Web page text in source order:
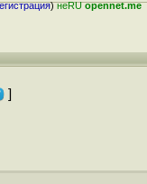
)неRUopennet.me
]